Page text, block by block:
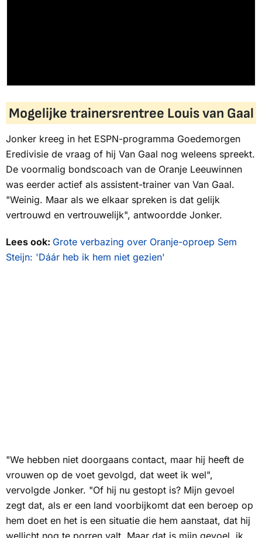
Mogelijke trainersrentree Louis van Gaal
Jonker kreeg in het ESPN-programma Goedemorgen
Eredivisie de vraag of hij Van Gaal nog weleens spreekt.
De voormalig bondscoach van de Oranje Leeuwinnen
was eerder actief als assistent-trainer van Van Gaal.
"Weinig. Maar als we elkaar spreken is dat gelijk
vertrouwd en vertrouwelijk", antwoordde Jonker.
Lees ook: Grote verbazing over Oranje-oproep Sem
Steijn: 'Dáár heb ik hem niet gezien'
"We hebben niet doorgaans contact, maar hij heeft de
vrouwen op de voet gevolgd, dat weet ik wel",
vervolgde Jonker. "Of hij nu gestopt is? Mijn gevoel
zegt dat, als er een land voorbijkomt dat een beroep op
hem doet en het is een situatie die hem aanstaat, dat hij